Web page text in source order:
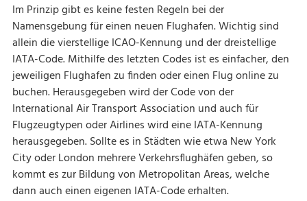
Im Prinzip gibt es keine festen Regeln bei der
Namensgebung für einen neuen Flughafen. Wichtig sind
allein die vierstellige ICAO-Kennung und der dreistellige
IATA-Code. Mithilfe des letzten Codes ist es einfacher, den
jeweiligen Flughafen zu finden oder einen Flug online zu
buchen. Herausgegeben wird der Code von der
International Air Transport Association und auch für
Flugzeugtypen oder Airlines wird eine IATA-Kennung
herausgegeben. Sollte es in Städten wie etwa New York
City oder London mehrere Verkehrsflughäfen geben, so
kommt es zur Bildung von Metropolitan Areas, welche
dann auch einen eigenen IATA-Code erhalten.